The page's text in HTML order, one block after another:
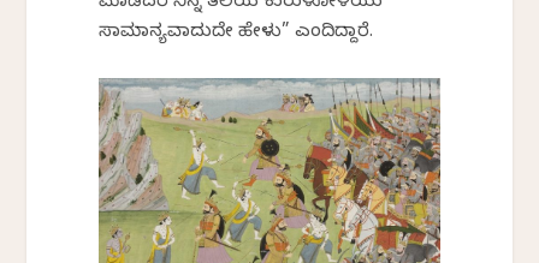
ಸಾಮಾನ್ಯವಾದುದೇ ಹೇಳು” ಎಂದಿದ್ದಾರೆ.